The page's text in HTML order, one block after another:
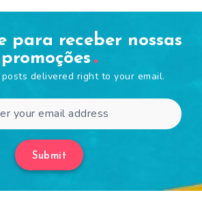
para receber nossas
promoções
delivered right to your email.
Submit